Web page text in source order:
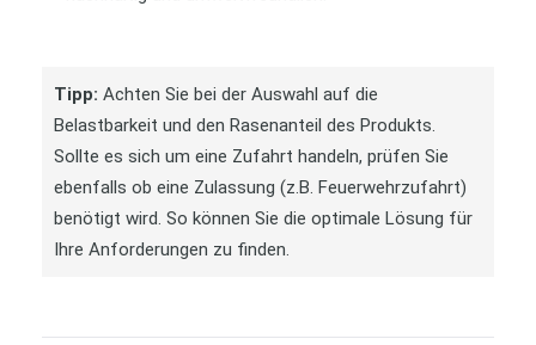
Tipp: Achten Sie bei der Auswahl auf die
Belastbarkeit und den Rasenanteil des Produkts.
Sollte es sich um eine Zufahrt handeln, prüfen Sie
ebenfalls ob eine Zulassung (z.B. Feuerwehrzufahrt)
benötigt wird. So können Sie die optimale Lösung für
Ihre Anforderungen zu finden.